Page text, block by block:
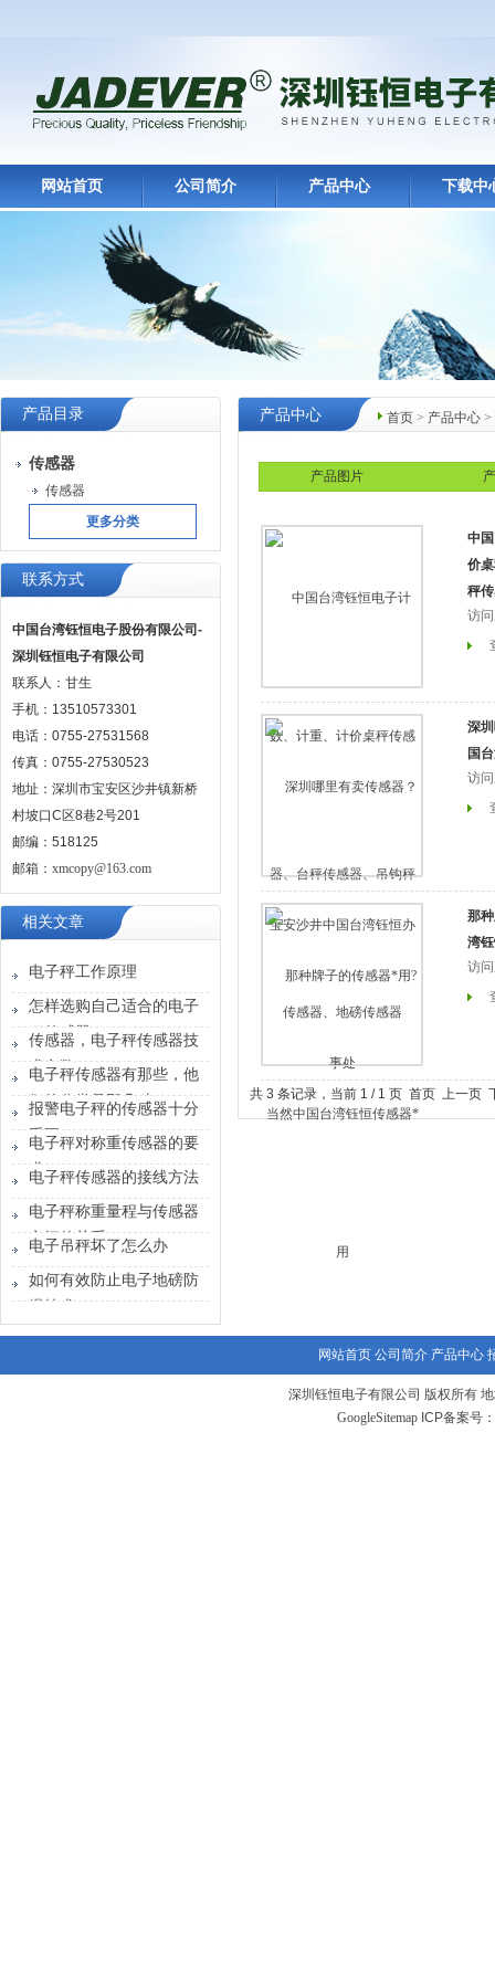
网站首页 公司简介 产品中心 下载中
产品目录
传感器
传感器
更多分类
联系方式
中国台湾钰恒电子股份有限公司-
深圳钰恒电子有限公司
联系人：甘生
手机：13510573301
电话：0755-27531568
传真：0755-27530523
地址：深圳市宝安区沙井镇新桥
村坡口C区8巷2号201
邮编：518125
邮箱： xmcopy@163.com
相关文章
电子秤工作原理
怎样选购自己适合的电子
秤传感器
传感器，电子秤传感器技
术参数
电子秤传感器有那些，他
们的分类是那几种
报警电子秤的传感器十分
重要
电子秤对称重传感器的要
求
电子秤传感器的接线方法
电子秤称重量程与传感器
之间的关系
电子吊秤坏了怎么办
如何有效防止电子地磅防
爆技术
首页 > 产品中心 >
产品中心
产品图片
中
价
秤
访
深
国
访
那
湾
访
共 3 条记录，当前 1 / 1 页 首页 上一页
网站首页 公司简介 产品中心
深圳钰恒电子有限公司 版权所有
GoogleSitemap ICP备案号：